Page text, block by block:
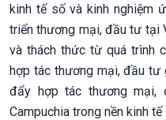
kinh tế số và kinh nghiệm
triển thương mại, đầu tư tại
và thách thức từ quá trình
hợp tác thương mại, đầu tư
đẩy hợp tác thương
Campuchia trong nền kinh tế